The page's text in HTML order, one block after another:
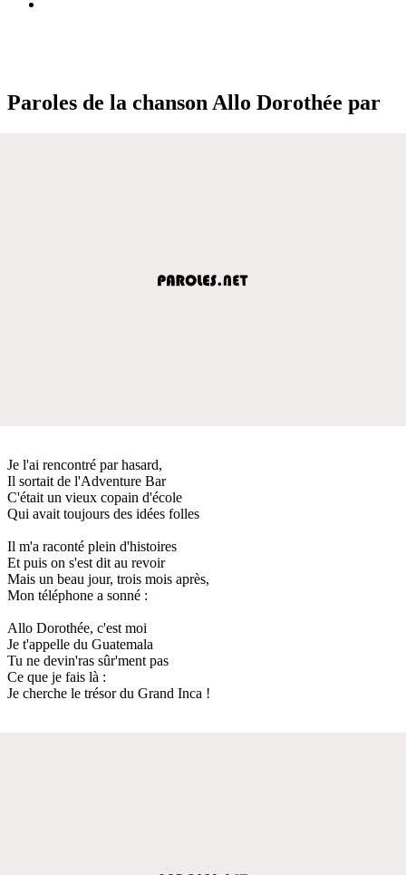
Paroles de la chanson Allo Dorothée par
Je l'ai rencontré par hasard,
Il sortait de l'Adventure Bar
C'était un vieux copain d'école
Qui avait toujours des idées folles
Il m'a raconté plein d'histoires
Et puis on s'est dit au revoir
Mais un beau jour, trois mois après,
Mon téléphone a sonné :
Allo Dorothée, c'est moi
Je t'appelle du Guatemala
Tu ne devin'ras sûr'ment pas
Ce que je fais là :
Je cherche le trésor du Grand Inca !